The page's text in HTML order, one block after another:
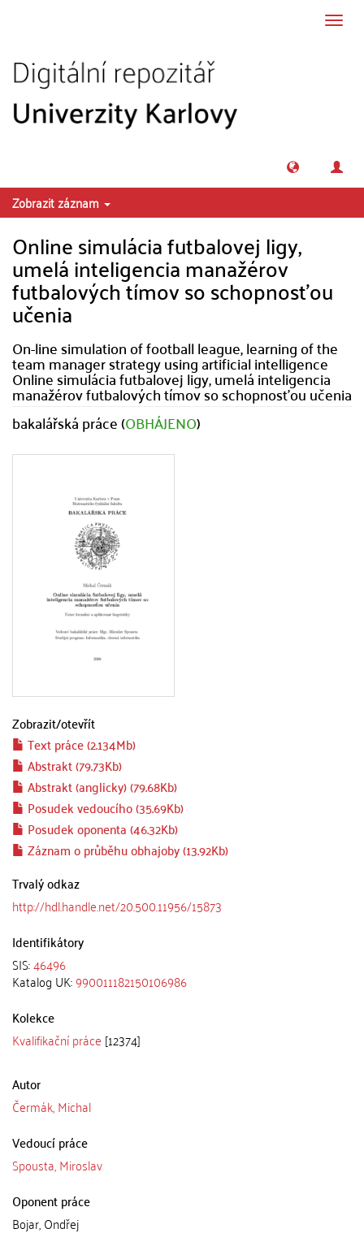
Zobrazit záznam
Online simulácia futbalovej ligy,
umelá inteligencia manažérov
futbalových tímov so schopnosťou
učenia
On-line simulation of football league, learning of the
team manager strategy using artificial intelligence
Online simulácia futbalovej ligy, umelá inteligencia
manažérov futbalových tímov so schopnosťou učenia
bakalářská práce (OBHÁJENO)
Zobrazit/otevřít
Text práce (2.134Mb)
Abstrakt (79.73Kb)
Abstrakt (anglicky) (79.68Kb)
Posudek vedoucího (35.69Kb)
Posudek oponenta (46.32Kb)
Záznam o průběhu obhajoby (13.92Kb)
Trvalý odkaz
http://hdl.handle.net/20.500.11956/15873
Identifikátory
SIS:46496
Katalog UK:990011182150106986
Kolekce
Kvalifikační práce [12374]
Autor
Čermák, Michal
Vedoucí práce
Spousta, Miroslav
Oponent práce
Bojar, Ondřej